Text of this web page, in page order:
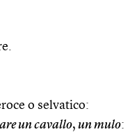
o selvatico:
un cavallo, un mulo: